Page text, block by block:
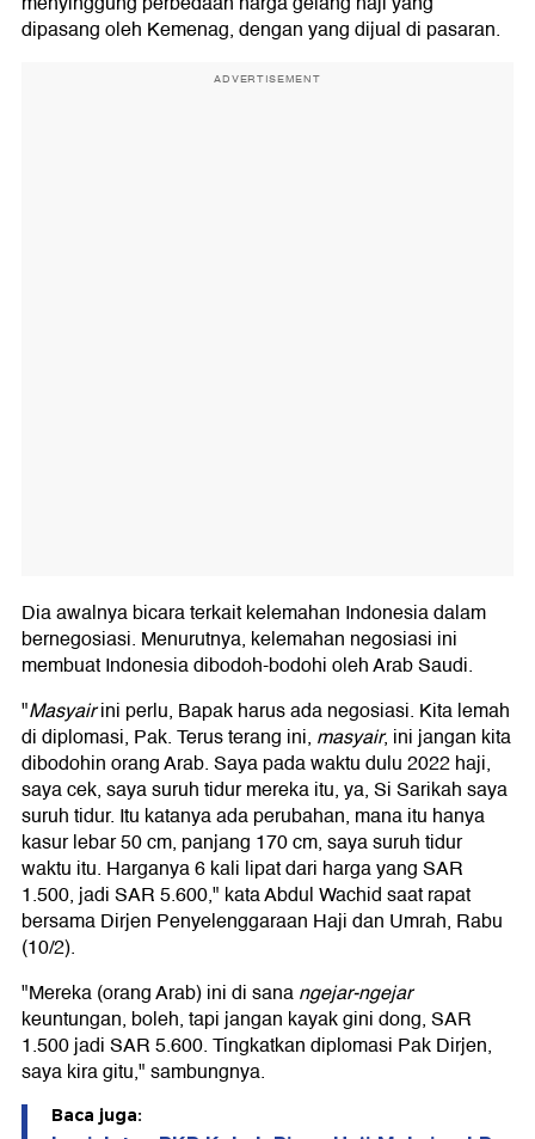
dipasang oleh Kemenag, dengan yang dijual di pasaran.
ADVERTISEMENT
Dia awalnya bicara terkait kelemahan Indonesia dalam
bernegosiasi. Menurutnya, kelemahan negosiasi ini
membuat Indonesia dibodoh-bodohi oleh Arab Saudi.
"Masyairini perlu, Bapak harus ada negosiasi. Kita lemah
di diplomasi, Pak. Terus terang ini, masyair, ini jangan kita
dibodohin orang Arab. Saya pada waktu dulu 2022 haji,
saya cek, saya suruh tidur mereka itu, ya, Si Sarikah saya
suruh tidur. Itu katanya ada perubahan, mana itu hanya
kasur lebar 50 cm, panjang 170 cm, saya suruh tidur
waktu itu. Harganya 6 kali lipat dari harga yang SAR
1.500, jadi SAR 5.600," kata Abdul Wachid saat rapat
bersama Dirjen Penyelenggaraan Haji dan Umrah, Rabu
(10/2).
"Mereka (orang Arab) ini di sanangejar-ngejar
keuntungan, boleh, tapi jangan kayak gini dong, SAR
1.500 jadi SAR 5.600. Tingkatkan diplomasi Pak Dirjen,
saya kira gitu," sambungnya.
Baca juga: